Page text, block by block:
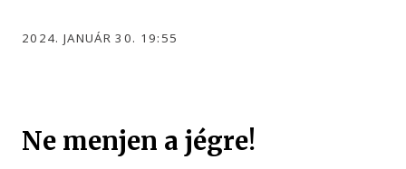
2024. JANUÁR 30. 19:55
Ne menjen a jégre!